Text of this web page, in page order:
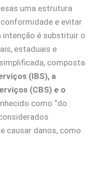
uma estrutura
e evitar
intenção é substituir o
estaduais e
composta
(IBS), a
(CBS) e o
como “do
causar danos, como